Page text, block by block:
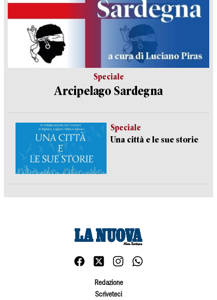
Speciale
Arcipelago Sardegna
Speciale
Una città e le sue storie
Redazione
Scriveteci